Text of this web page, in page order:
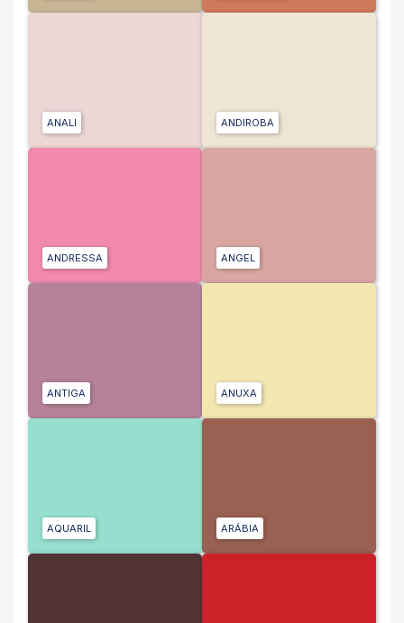
ANALI ANDIROBA
ANDRESSA ANGEL
ANTIGA ANUXA
AQUARIL ARÁBIA